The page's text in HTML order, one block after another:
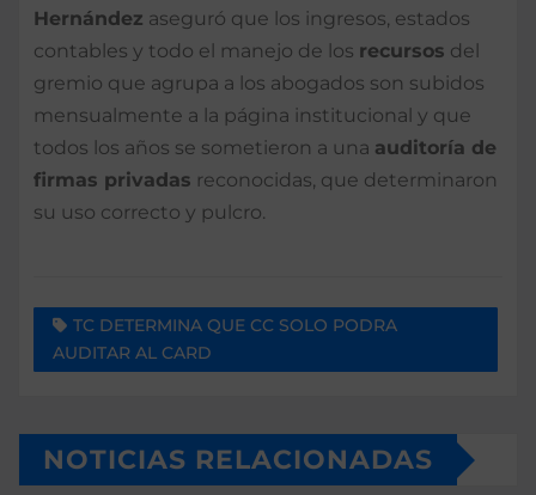
Hernández aseguró que los ingresos, estados
contables y todo el manejo de los recursos del
gremio que agrupa a los abogados son subidos
mensualmente a la página institucional y que
todos los años se sometieron a una auditoría de
firmas privadas reconocidas, que determinaron
su uso correcto y pulcro.
TC DETERMINA QUE CC SOLO PODRA
AUDITAR AL CARD
NOTICIAS RELACIONADAS